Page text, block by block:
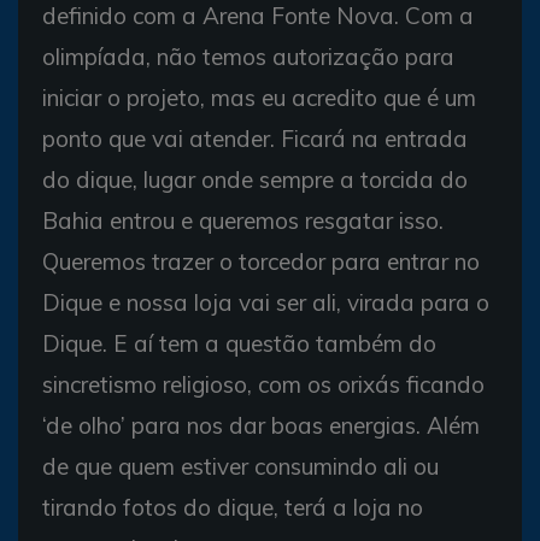
definido com a Arena Fonte Nova. Com a
olimpíada, não temos autorização para
iniciar o projeto, mas eu acredito que é um
ponto que vai atender. Ficará na entrada
do dique, lugar onde sempre a torcida do
Bahia entrou e queremos resgatar isso.
Queremos trazer o torcedor para entrar no
Dique e nossa loja vai ser ali, virada para o
Dique. E aí tem a questão também do
sincretismo religioso, com os orixás ficando
‘de olho’ para nos dar boas energias. Além
de que quem estiver consumindo ali ou
tirando fotos do dique, terá a loja no